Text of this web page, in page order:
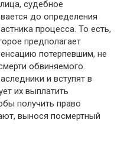
судебное
до определения
процесса. То есть,
предполагает
потерпевшим, не
обвиняемого.
и вступят в
их выплатить
получить право
вынося посмертный